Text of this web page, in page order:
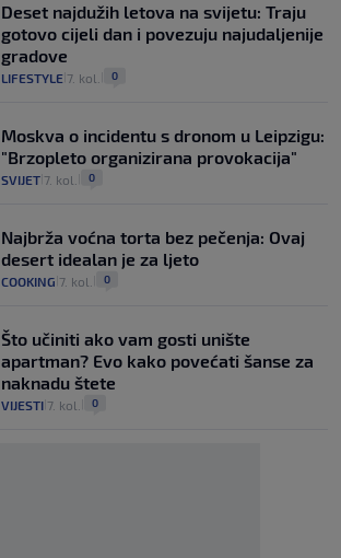
Deset najdužih letova na svijetu: Traju
gotovo cijeli dan i povezuju najudaljenije
gradove
LIFESTYLE 7. kol. 0
Moskva o incidentu s dronom u Leipzigu:
"Brzopleto organizirana provokacija"
SVIJET 7. kol. 0
Najbrža voćna torta bez pečenja: Ovaj
desert idealan je za ljeto
COOKING 7. kol. 0
Što učiniti ako vam gosti unište
apartman? Evo kako povećati šanse za
naknadu štete
VIJESTI 7. kol. 0